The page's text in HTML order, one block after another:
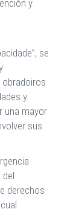
y
se
y
una mayor
sus
del
derechos